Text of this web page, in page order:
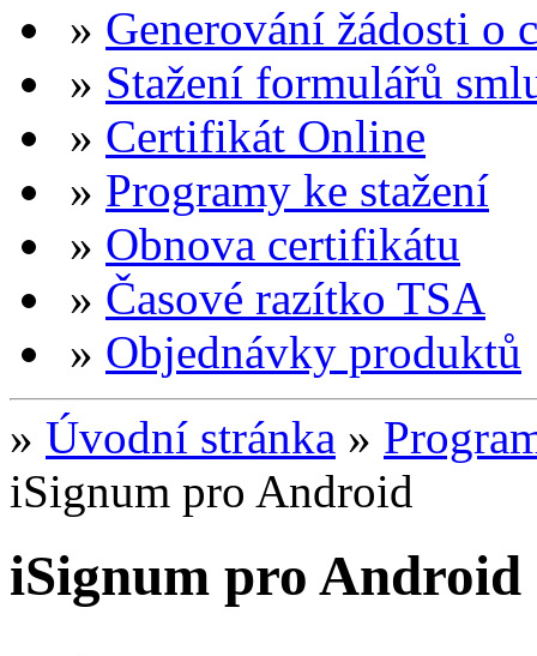
» Generování žádosti o
» Stažení formulářů
» Certifikát Online
» Programy ke stažení
» Obnova certifikátu
» Časové razítko TSA
» Objednávky produktů
» Úvodní stránka »
iSignum pro Android
iSignum pro Android